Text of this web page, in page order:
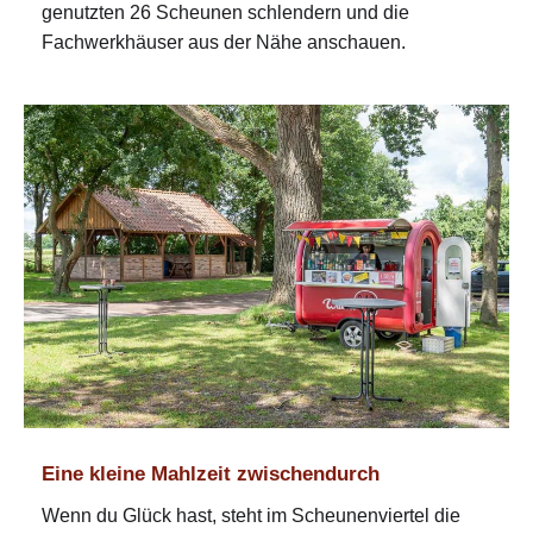
genutzten 26 Scheunen schlendern und die
Fachwerkhäuser aus der Nähe anschauen.
Eine kleine Mahlzeit zwischendurch
Wenn du Glück hast, steht im Scheunenviertel die